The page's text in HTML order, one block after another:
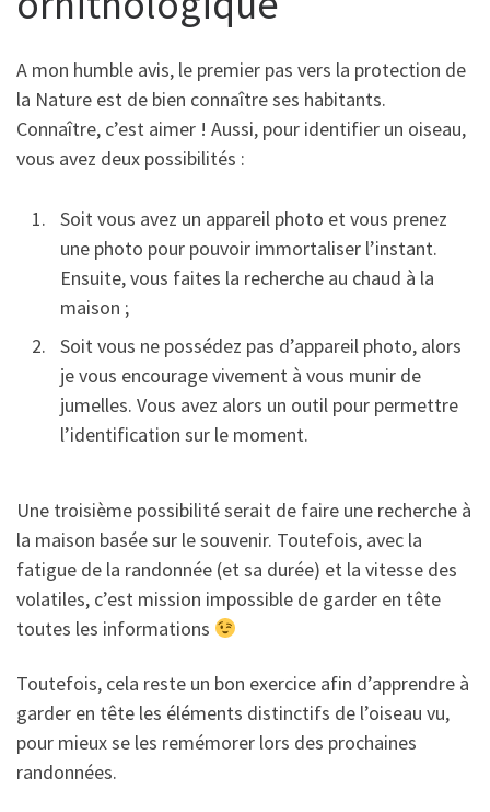
A mon humble avis, le premier pas vers la protection de
la Nature est de bien connaître ses habitants.
Connaître, c’est aimer ! Aussi, pour identifier un oiseau,
vous avez deux possibilités :
Soit vous avez un appareil photo et vous prenez
une photo pour pouvoir immortaliser l’instant.
Ensuite, vous faites la recherche au chaud à la
maison ;
Soit vous ne possédez pas d’appareil photo, alors
je vous encourage vivement à vous munir de
jumelles. Vous avez alors un outil pour permettre
l’identification sur le moment.
Une troisième possibilité serait de faire une recherche à
la maison basée sur le souvenir. Toutefois, avec la
fatigue de la randonnée (et sa durée) et la vitesse des
volatiles, c’est mission impossible de garder en tête
toutes les informations
Toutefois, cela reste un bon exercice afin d’apprendre à
garder en tête les éléments distinctifs de l’oiseau vu,
pour mieux se les remémorer lors des prochaines
randonnées.